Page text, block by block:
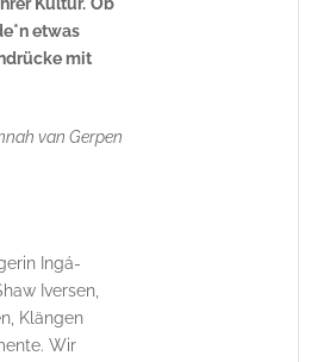
Kultur. Ob
etwas
mit
van Gerpen
Ingá-
Iversen,
Klängen
Wir